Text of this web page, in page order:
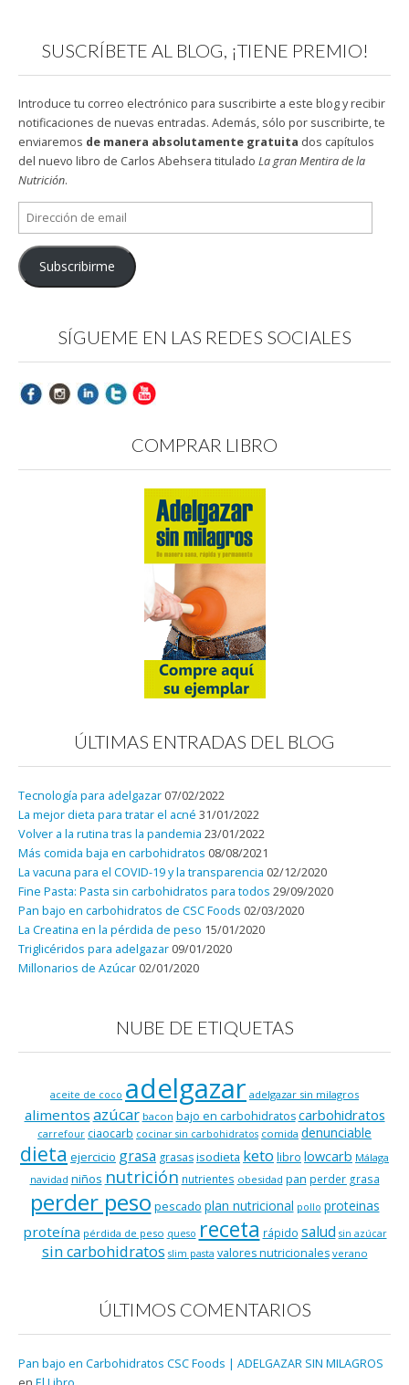
SUSCRÍBETE AL BLOG, ¡TIENE PREMIO!
Introduce tu correo electrónico para suscribirte a este blog y recibir
notificaciones de nuevas entradas. Además, sólo por suscribirte, te
enviaremos de manera absolutamente gratuita dos capítulos
del nuevo libro de Carlos Abehsera titulado La gran Mentira de la
Nutrición.
Dirección
de
email
Subscribirme
SÍGUEME EN LAS REDES SOCIALES
COMPRAR LIBRO
ÚLTIMAS ENTRADAS DEL BLOG
Tecnología para adelgazar 07/02/2022
La mejor dieta para tratar el acné 31/01/2022
Volver a la rutina tras la pandemia 23/01/2022
Más comida baja en carbohidratos 08/08/2021
La vacuna para el COVID-19 y la transparencia 02/12/2020
Fine Pasta: Pasta sin carbohidratos para todos 29/09/2020
Pan bajo en carbohidratos de CSC Foods 02/03/2020
La Creatina en la pérdida de peso 15/01/2020
Triglicéridos para adelgazar 09/01/2020
Millonarios de Azúcar 02/01/2020
NUBE DE ETIQUETAS
aceite de coco adelgazar adelgazar sin milagros
alimentos azúcar bacon bajo en carbohidratos carbohidratos
carrefour ciaocarb cocinar sin carbohidratos comida denunciable
dieta ejercicio grasa grasasisodieta keto libro lowcarb Málaga
navidad niños nutrición nutrientes obesidad pan perder grasa
perder peso pescado plan nutricional pollo proteinas
proteína pérdida de peso queso receta rápido salud sin azúcar
sin carbohidratos slim pasta valores nutricionales verano
ÚLTIMOS COMENTARIOS
Pan bajo en Carbohidratos CSC Foods | ADELGAZAR SIN MILAGROS